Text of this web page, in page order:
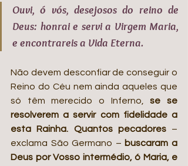
Ouvi, ó vós, desejosos do reino de
Deus: honrai e servi a Virgem Maria,
e encontrareis a Vida Eterna.
Não devem desconfiar de conseguir o
Reino do Céu nem ainda aqueles que
só têm merecido o Inferno, se se
resolverem a servir com fidelidade a
esta Rainha. Quantos pecadores –
exclama São Germano – buscaram a
Deus por Vosso intermédio, ó Maria, e